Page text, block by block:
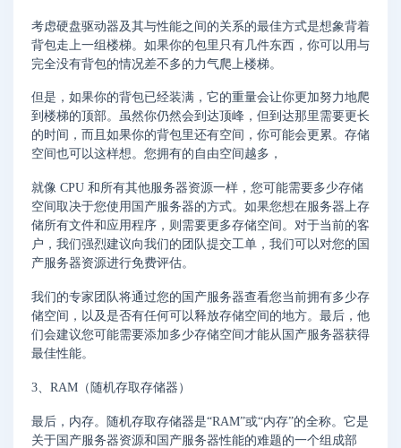
考虑硬盘驱动器及其与性能之间的关系的最佳方式是想象背着
背包走上一组楼梯。如果你的包里只有几件东西，你可以用与
完全没有背包的情况差不多的力气爬上楼梯。
但是，如果你的背包已经装满，它的重量会让你更加努力地爬
到楼梯的顶部。虽然你仍然会到达顶峰，但到达那里需要更长
的时间，而且如果你的背包里还有空间，你可能会更累。存储
空间也可以这样想。您拥有的自由空间越多，
就像 CPU 和所有其他服务器资源一样，您可能需要多少存储
空间取决于您使用国产服务器的方式。如果您想在服务器上存
储所有文件和应用程序，则需要更多存储空间。对于当前的客
户，我们强烈建议向我们的团队提交工单，我们可以对您的国
产服务器资源进行免费评估。
我们的专家团队将通过您的国产服务器查看您当前拥有多少存
储空间，以及是否有任何可以释放存储空间的地方。最后，他
们会建议您可能需要添加多少存储空间才能从国产服务器获得
最佳性能。
3、RAM（随机存取存储器）
最后，内存。随机存取存储器是“RAM”或“内存”的全称。它是
关于国产服务器资源和国产服务器性能的难题的一个组成部